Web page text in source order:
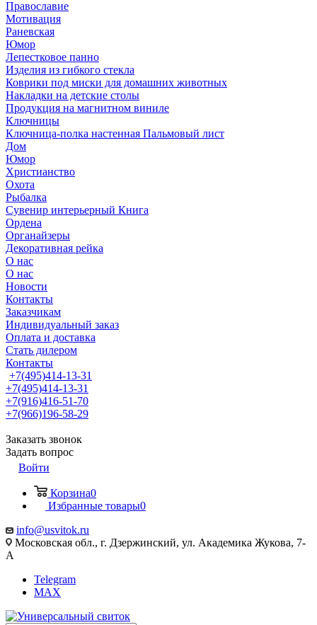
Православие
Мотивация
Раневская
Юмор
Лепестковое панно
Изделия из гибкого стекла
Коврики под миски для домашних животных
Накладки на детские столы
Продукция на магнитном виниле
Ключницы
Ключница-полка настенная Пальмовый лист
Дом
Юмор
Христианство
Охота
Рыбалка
Сувенир интерьерный Книга
Ордена
Органайзеры
Декоративная рейка
О нас
О нас
Новости
Контакты
Заказчикам
Индивидуальный заказ
Оплата и доставка
Стать дилером
Контакты
+7(495)414-13-31
+7(495)414-13-31
+7(916)416-51-70
+7(966)196-58-29
Заказать звонок
Задать вопрос
Войти
Корзина0
Избранные товары0
info@usvitok.ru
Московская обл., г. Дзержинский, ул. Академика Жукова, 7-
А
Telegram
MAX